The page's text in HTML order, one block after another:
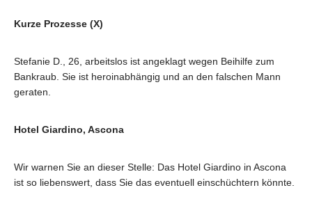
Kurze Prozesse (X)
Stefanie D., 26, arbeitslos ist angeklagt wegen Beihilfe zum
Bankraub. Sie ist heroinabhängig und an den falschen Mann
geraten.
Hotel Giardino, Ascona
Wir warnen Sie an dieser Stelle: Das Hotel Giardino in Ascona
ist so liebenswert, dass Sie das eventuell einschüchtern könnte.